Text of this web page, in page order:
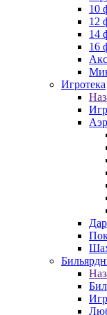
10
12
14
16
Игротека